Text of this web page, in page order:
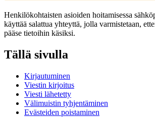
Henkilökohtaisten asioiden hoitamisessa
käyttää salattua yhteyttä, jolla varmistetaan,
pääse tietoihin käsiksi.
Tällä sivulla
Kirjautuminen
Viestin kirjoitus
Viesti lähetetty
Välimuistin tyhjentäminen
Evästeiden poistaminen